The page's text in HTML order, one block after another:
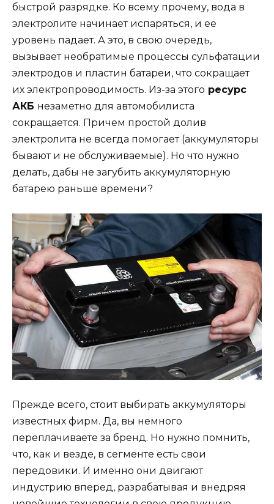
быстрой разрядке. Ко всему прочему, вода в
электролите начинает испаряться, и ее
уровень падает. А это, в свою очередь,
вызывает необратимые процессы сульфатации
электродов и пластин батареи, что сокращает
их электропроводимость. Из-за этого ресурс
АКБ незаметно для автомобилиста
сокращается. Причем простой долив
электролита не всегда помогает (аккумуляторы
бывают и не обслуживаемые). Но что нужно
делать, дабы не загубить аккумуляторную
батарею раньше времени?
Прежде всего, стоит выбирать аккумуляторы
известных фирм. Да, вы немного
переплачиваете за бренд. Но нужно помнить,
что, как и везде, в сегменте есть свои
передовики. И именно они двигают
индустрию вперед, разрабатывая и внедряя